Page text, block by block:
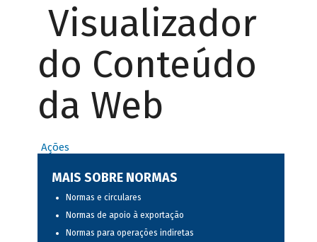
Visualizador
do Conteúdo
da Web
Ações
MAIS SOBRE NORMAS
Normas e circulares
Normas de apoio à exportação
Normas para operações indiretas